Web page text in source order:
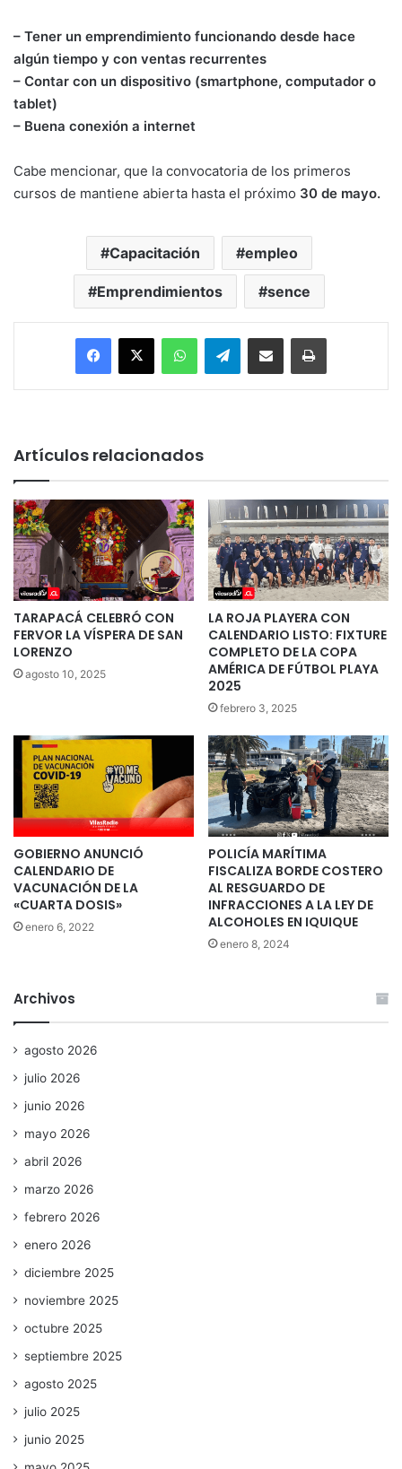
– Tener un emprendimiento funcionando desde hace
algún tiempo y con ventas recurrentes
– Contar con un dispositivo (smartphone, computador o
tablet)
– Buena conexión a internet
Cabe mencionar, que la convocatoria de los primeros
cursos de mantiene abierta hasta el próximo 30 de mayo.
Capacitación empleo
Emprendimientos sence
Facebook
X WhatsAppTelegramEnviar vía email Imprimir
Artículos relacionados
TARAPACÁ CELEBRÓ CON
FERVOR LA VÍSPERA DE SAN
LORENZO
agosto 10, 2025
LA ROJA PLAYERA CON
CALENDARIO LISTO: FIXTURE
COMPLETO DE LA COPA
AMÉRICA DE FÚTBOL PLAYA
2025
febrero 3, 2025
GOBIERNO ANUNCIÓ
CALENDARIO DE
VACUNACIÓN DE LA
«CUARTA DOSIS»
enero 6, 2022
POLICÍA MARÍTIMA
FISCALIZA BORDE COSTERO
AL RESGUARDO DE
INFRACCIONES A LA LEY DE
ALCOHOLES EN IQUIQUE
enero 8, 2024
Archivos
agosto 2026
julio 2026
junio 2026
mayo 2026
abril 2026
marzo 2026
febrero 2026
enero 2026
diciembre 2025
noviembre 2025
octubre 2025
septiembre 2025
agosto 2025
julio 2025
junio 2025